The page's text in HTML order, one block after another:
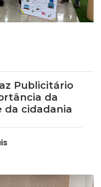
Publicitário
da
da cidadania